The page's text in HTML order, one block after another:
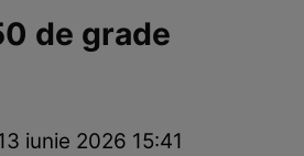
de grade
iunie 2026 15:41